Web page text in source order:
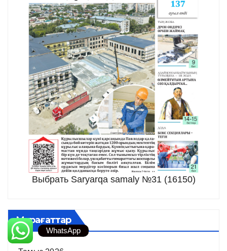
Выбрать Saryarqa samaly №31 (16150)
Мұрағаттар
WhatsApp